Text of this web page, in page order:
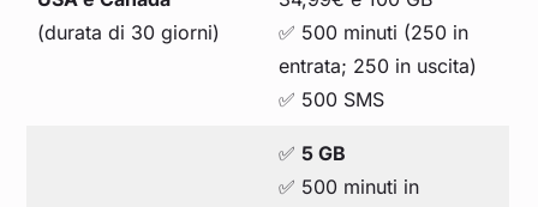
(durata di 30 giorni)
✅ 500 minuti (250 in
entrata; 250 in uscita)
✅ 500 SMS
✅5 GB
✅ 500 minuti in